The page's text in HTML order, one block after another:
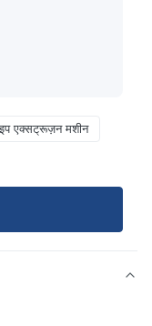
एक्सट्रूज़न मशीन